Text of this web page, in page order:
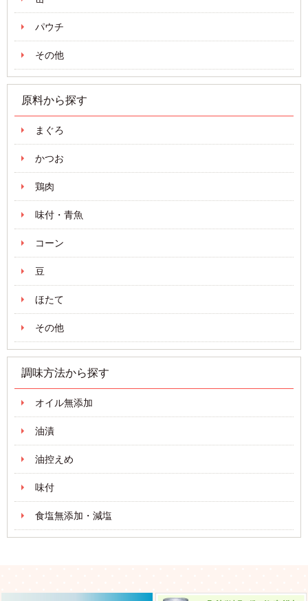
パウチ
その他
原料から探す
まぐろ
かつお
鶏肉
味付・青魚
コーン
豆
ほたて
その他
調味方法から探す
オイル無添加
油漬
油控えめ
味付
食塩無添加・減塩